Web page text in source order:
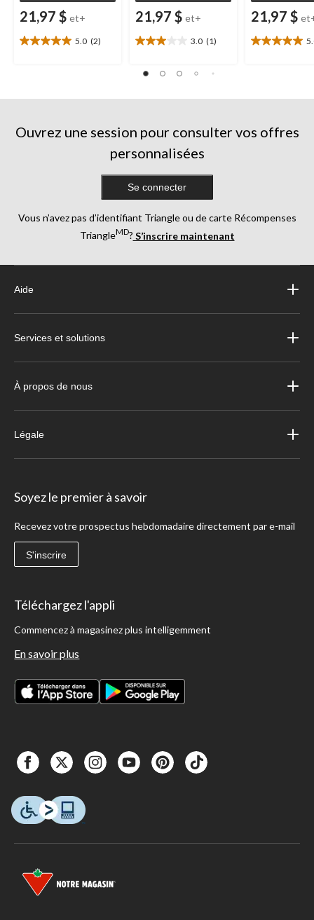
21,97 $ et+
5.0 (2)
5.0
2
21,97 $ et+
3.0 (1)
3.0
sur
1
21,97 $
5.0
1
Ouvrez une session pour consulter vos offres
personnalisées
Se connecter
Vous n’avez pas d’identifiant Triangle ou de carte Récompenses
TriangleMD? S’inscrire maintenant
Aide
Services et solutions
À propos de nous
Légale
Soyez le premier à savoir
Recevez votre prospectus hebdomadaire directement par e-mail
S'inscrire
Téléchargez l'appli
Commencez à magasinez plus intelligemment
En savoir plus